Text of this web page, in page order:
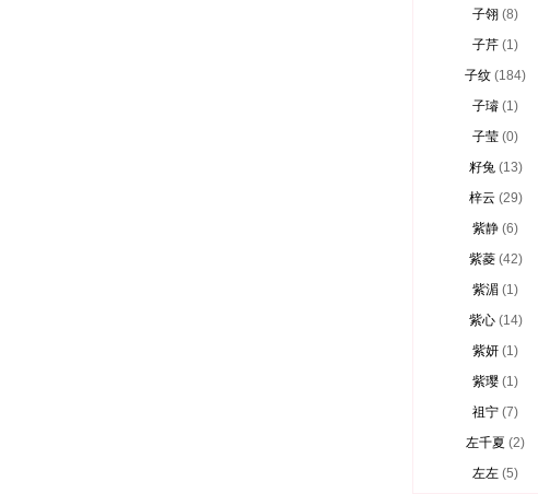
子翎 (8)
子芹 (1)
子纹 (184)
子璿 (1)
子莹 (0)
籽兔 (13)
梓云 (29)
紫静 (6)
紫菱 (42)
紫湄 (1)
紫心 (14)
紫妍 (1)
紫璎 (1)
祖宁 (7)
左千夏 (2)
左左 (5)